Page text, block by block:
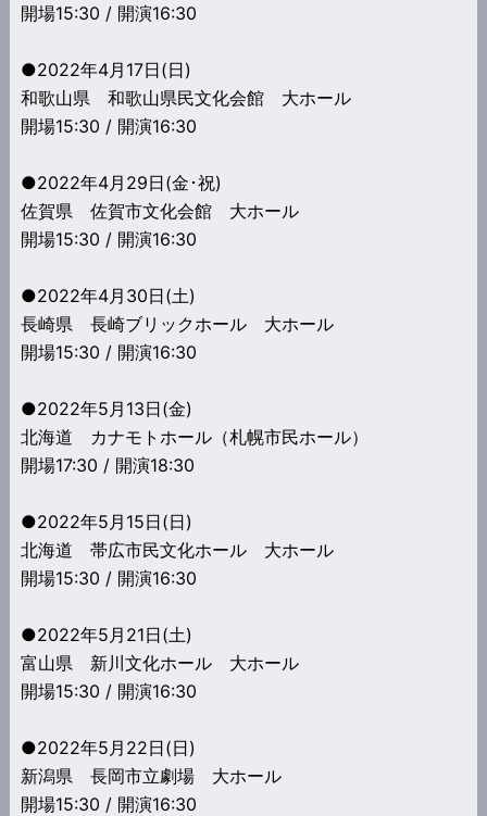
開場15:30 / 開演16:30
●2022年4月17日(日)
和歌山県 和歌山県民文化会館 大ホール
開場15:30 / 開演16:30
●2022年4月29日(金･祝)
佐賀県 佐賀市文化会館 大ホール
開場15:30 / 開演16:30
●2022年4月30日(土)
長崎県 長崎ブリックホール 大ホール
開場15:30 / 開演16:30
●2022年5月13日(金)
北海道 カナモトホール（札幌市民ホール）
開場17:30 / 開演18:30
●2022年5月15日(日)
北海道 帯広市民文化ホール 大ホール
開場15:30 / 開演16:30
●2022年5月21日(土)
富山県 新川文化ホール 大ホール
開場15:30 / 開演16:30
●2022年5月22日(日)
新潟県 長岡市立劇場 大ホール
開場15:30 / 開演16:30